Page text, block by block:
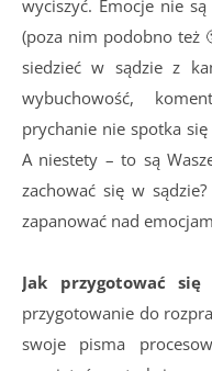
wyciszyć. Emocje nie
(poza nim podobno też
siedzieć w sądzie z
wybuchowość,
prychanie nie spotka
A niestety – to są
zachować się w
zapanować nad
Jak przygotować
przygotowanie do
swoje pisma